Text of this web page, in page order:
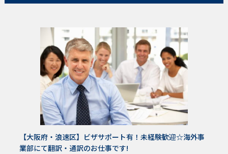
【大阪府・浪速区】ビザサポート有！未経験歓迎☆海外事
業部にて翻訳・通訳のお仕事です!